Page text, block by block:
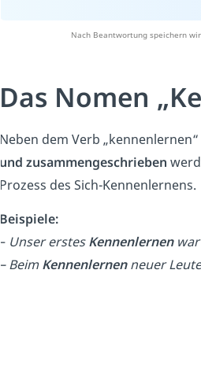
Nach Beantwortung speichern
Das Nomen
Neben dem Verb
und zusammengeschrieben
Prozess des Sich-Kennenlernens.
Beispiele:
– Unser erstesKennenlernenwar
– BeimKennenlernenneuer